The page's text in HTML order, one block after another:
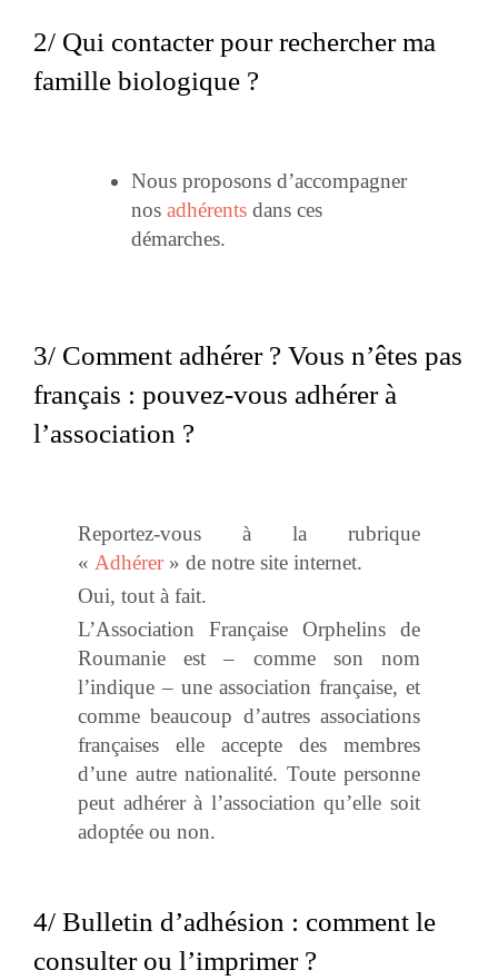
2/ Qui contacter pour rechercher ma
famille biologique ?
Nous proposons d’accompagner
nos adhérents dans ces
démarches.
3/ Comment adhérer ? Vous n’êtes pas
français : pouvez-vous adhérer à
l’association ?
Reportez-vous à la rubrique
« Adhérer» de notre site internet.
Oui, tout à fait.
L’Association Française Orphelins de
Roumanie est – comme son nom
l’indique – une association française, et
comme beaucoup d’autres associations
françaises elle accepte des membres
d’une autre nationalité. Toute personne
peut adhérer à l’association qu’elle soit
adoptée ou non.
4/ Bulletin d’adhésion : comment le
consulter ou l’imprimer ?